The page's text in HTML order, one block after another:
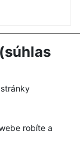
robíte a
2 ...